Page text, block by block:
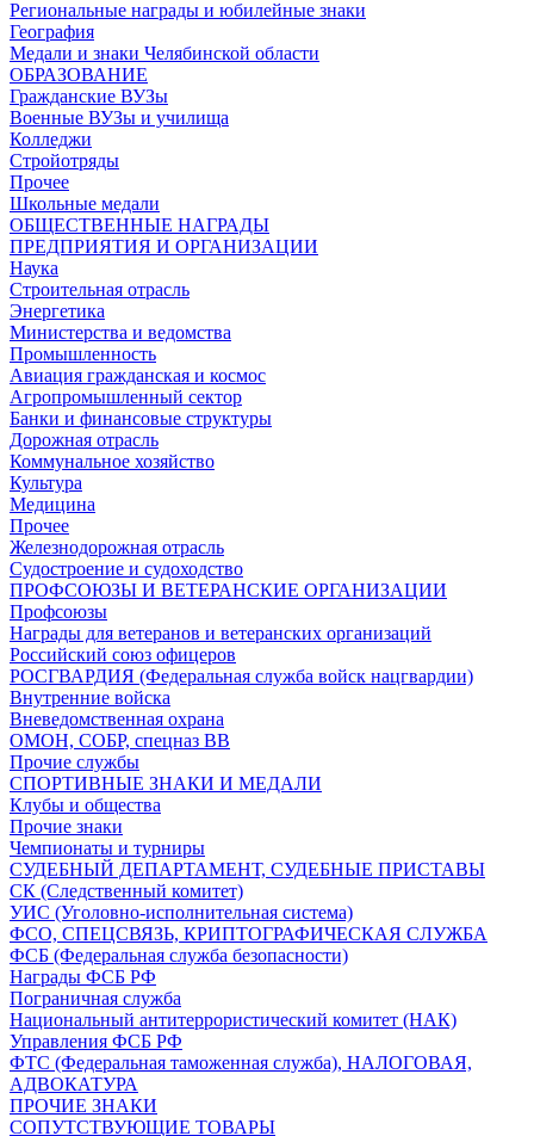
Региональные награды и юбилейные знаки
География
Медали и знаки Челябинской области
ОБРАЗОВАНИЕ
Гражданские ВУЗы
Военные ВУЗы и училища
Колледжи
Стройотряды
Прочее
Школьные медали
ОБЩЕСТВЕННЫЕ НАГРАДЫ
ПРЕДПРИЯТИЯ И ОРГАНИЗАЦИИ
Наука
Строительная отрасль
Энергетика
Министерства и ведомства
Промышленность
Авиация гражданская и космос
Агропромышленный сектор
Банки и финансовые структуры
Дорожная отрасль
Коммунальное хозяйство
Культура
Медицина
Прочее
Железнодорожная отрасль
Судостроение и судоходство
ПРОФСОЮЗЫ И ВЕТЕРАНСКИЕ ОРГАНИЗАЦИИ
Профсоюзы
Награды для ветеранов и ветеранских организаций
Российский союз офицеров
РОСГВАРДИЯ (Федеральная служба войск нацгвардии)
Внутренние войска
Вневедомственная охрана
ОМОН, СОБР, спецназ ВВ
Прочие службы
СПОРТИВНЫЕ ЗНАКИ И МЕДАЛИ
Клубы и общества
Прочие знаки
Чемпионаты и турниры
СУДЕБНЫЙ ДЕПАРТАМЕНТ, СУДЕБНЫЕ ПРИСТАВЫ
СК (Следственный комитет)
УИС (Уголовно-исполнительная система)
ФСО, СПЕЦСВЯЗЬ, КРИПТОГРАФИЧЕСКАЯ СЛУЖБА
ФСБ (Федеральная служба безопасности)
Награды ФСБ РФ
Пограничная служба
Национальный антитеррористический комитет (НАК)
Управления ФСБ РФ
ФТС (Федеральная таможенная служба), НАЛОГОВАЯ,
АДВОКАТУРА
ПРОЧИЕ ЗНАКИ
СОПУТСТВУЮЩИЕ ТОВАРЫ